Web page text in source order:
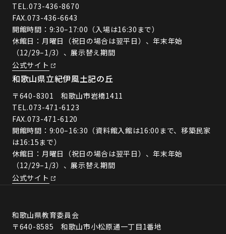
TEL.073-436-8670
FAX.073-436-6643
開館時間：9:30–17:00（入場は16:30まで）
休館日：月曜日（祝日の場合は翌平日）、年末年始
（12/29–1/3）、展示替え期間
公式サイト
和歌山県立紀伊風土記の丘
〒640-8301 和歌山市岩橋1411
TEL.073-471-6123
FAX.073-471-6120
開館時間：9:00–16:30（資料館入館は16:00まで、移築民家
は16:15まで）
休館日：月曜日（祝日の場合は翌平日）、年末年始
（12/29–1/3）、展示替え期間
公式サイト
和歌山県教育委員会
〒640-8585 和歌山市小松原通一丁目1番地